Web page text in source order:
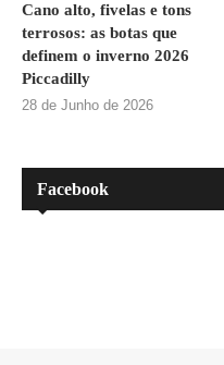
Cano alto, fivelas e tons
terrosos: as botas que
definem o inverno 2026
Piccadilly
28 de Junho de 2026
Facebook